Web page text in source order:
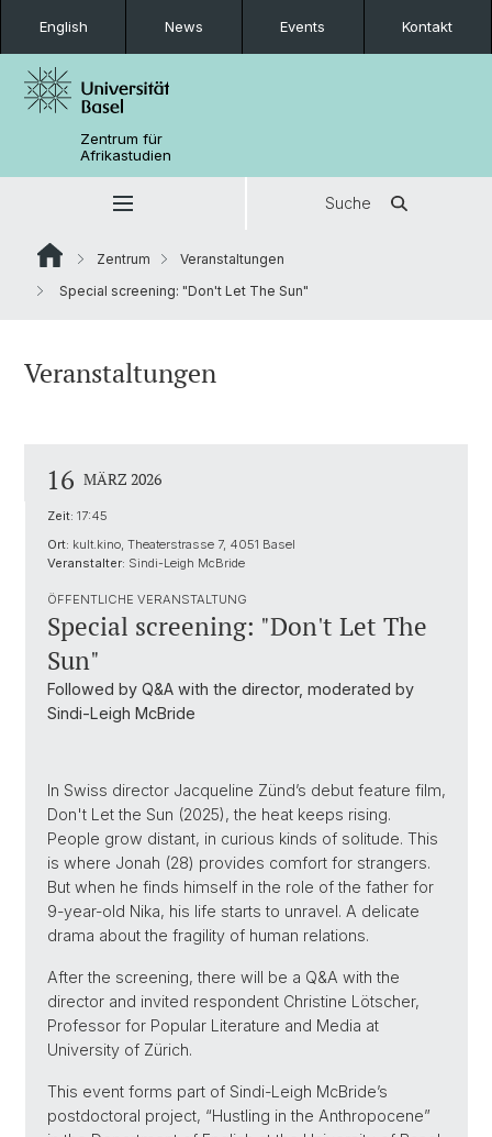
English News Events Kontakt
Zentrum für
Afrikastudien
Suche
Zentrum
Veranstaltungen
Special screening: "Don't Let The Sun"
Veranstaltungen
16 MÄRZ 2026
Zeit: 17:45
Ort: kult.kino, Theaterstrasse 7, 4051 Basel
Veranstalter: Sindi-Leigh McBride
ÖFFENTLICHE VERANSTALTUNG
Special screening: "Don't Let The
Sun"
Followed by Q&A with the director, moderated by
Sindi-Leigh McBride
In Swiss director Jacqueline Zünd’s debut feature film,
Don't Let the Sun (2025), the heat keeps rising.
People grow distant, in curious kinds of solitude. This
is where Jonah (28) provides comfort for strangers.
But when he finds himself in the role of the father for
9-year-old Nika, his life starts to unravel. A delicate
drama about the fragility of human relations.
After the screening, there will be a Q&A with the
director and invited respondent Christine Lötscher,
Professor for Popular Literature and Media at
University of Zürich.
This event forms part of Sindi-Leigh McBride’s
postdoctoral project, “Hustling in the Anthropocene”